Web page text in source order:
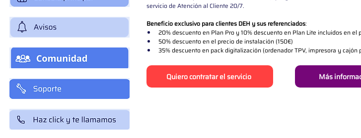
servicio de Atención al Cliente 20/7.
Beneficio exclusivo para clientes DEH y sus referenciados:
20% descuento en Plan Pro y 10% descuento en Plan Lite incluidos en el
50% descuento en el precio de instalación (150€)
35% descuento en pack digitalización (ordenador TPV, impresora y cajón
Quiero contratar el servicio Más